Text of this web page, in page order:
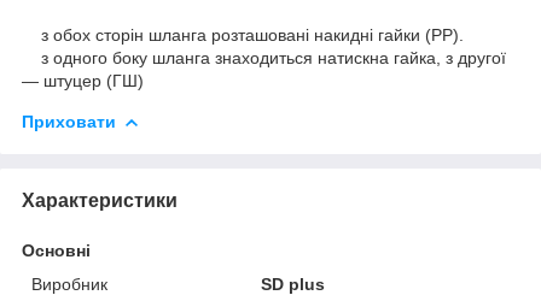
з обох сторін шланга розташовані накидні гайки (РР).
з одного боку шланга знаходиться натискна гайка, з другої
― штуцер (ГШ)
Приховати
Характеристики
Основні
Виробник
SD plus